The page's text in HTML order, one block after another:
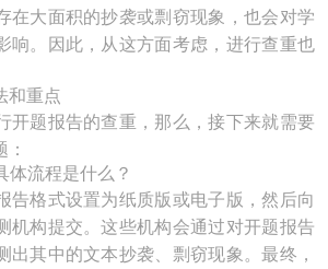
在大面积的抄袭或剽窃现象，也会对学
响。因此，从这方面考虑，进行查重也
和重点
开题报告的查重，那么，接下来就需要
体流程是什么？
告格式设置为纸质版或电子版，然后向
机构提交。这些机构会通过对开题报告
出其中的文本抄袭、剽窃现象。最终，